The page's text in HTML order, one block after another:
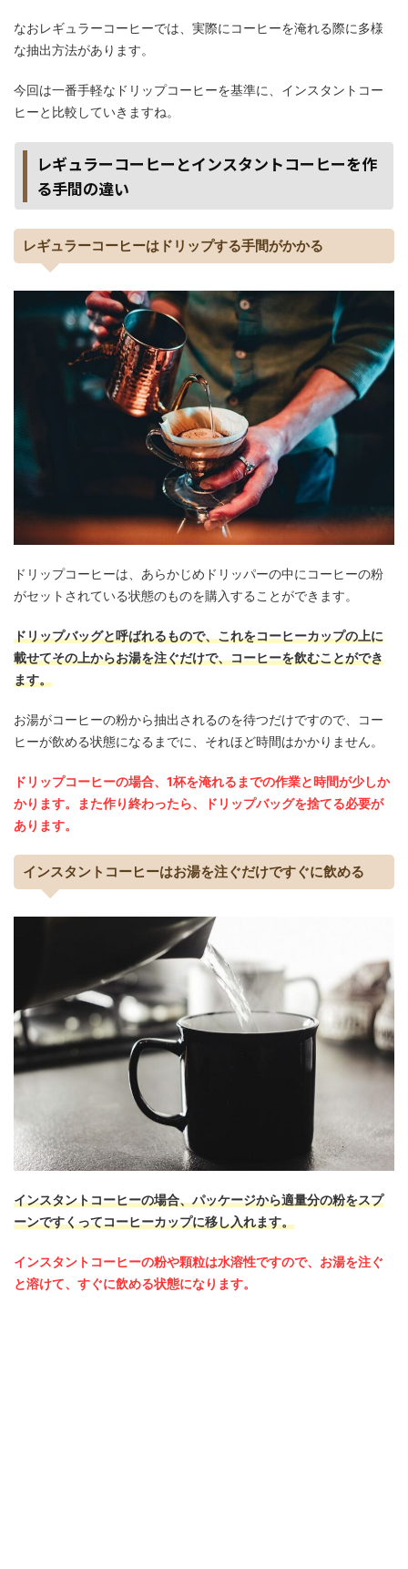
なおレギュラーコーヒーでは、実際にコーヒーを淹れる際に多様
な抽出方法があります。
今回は一番手軽なドリップコーヒーを基準に、インスタントコー
ヒーと比較していきますね。
レギュラーコーヒーとインスタントコーヒーを作
る手間の違い
レギュラーコーヒーはドリップする手間がかかる
ドリップコーヒーは、あらかじめドリッパーの中にコーヒーの粉
がセットされている状態のものを購入することができます。
ドリップバッグと呼ばれるもので、これをコーヒーカップの上に
載せてその上からお湯を注ぐだけで、コーヒーを飲むことができ
ます。
お湯がコーヒーの粉から抽出されるのを待つだけですので、コー
ヒーが飲める状態になるまでに、それほど時間はかかりません。
ドリップコーヒーの場合、1杯を淹れるまでの作業と時間が少しか
かります。また作り終わったら、ドリップバッグを捨てる必要が
あります。
インスタントコーヒーはお湯を注ぐだけですぐに飲める
インスタントコーヒーの場合、パッケージから適量分の粉をスプ
ーンですくってコーヒーカップに移し入れます。
インスタントコーヒーの粉や顆粒は水溶性ですので、お湯を注ぐ
と溶けて、すぐに飲める状態になります。